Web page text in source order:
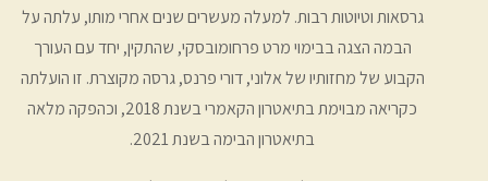
גרסאות וטיוטות רבות. למעלה מעשרים שנים אחרי מותו, עלתה על
הבמה הצגה בבימוי מרט פרחומובסקי, שהתקין, יחד עם העורך
הקבוע של מחזותיו של אלוני, דורי פרנס, גרסה מקוצרת. זו הועלתה
כקריאה מבוימת בתיאטרון הקאמרי בשנת 2018, וכהפקה מלאה
בתיאטרון הבימה בשנת 2021.